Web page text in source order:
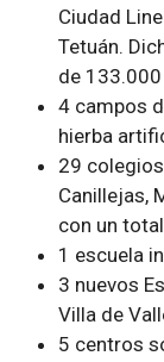
Ciudad
Tetuán.
de
4 campos
hierba
29
Canillejas,
con un
1 escuela
3 nuevos
Villa de
5 centros